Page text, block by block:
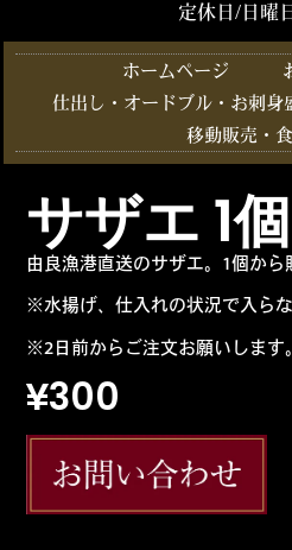
定休日/日曜
ホームページ
仕出し・オードブル・お刺身
移動販売・
サザエ 1
由良漁港直送のサザエ。1個から
※水揚げ、仕入れの状況で入らな
※2日前からご注文お願いします
¥300